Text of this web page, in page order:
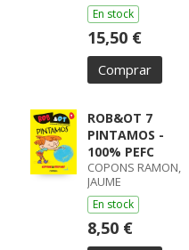
En stock
15,50 €
Comprar
ROB&OT 7
PINTAMOS -
100% PEFC
COPONS RAMON,
JAUME
En stock
8,50 €